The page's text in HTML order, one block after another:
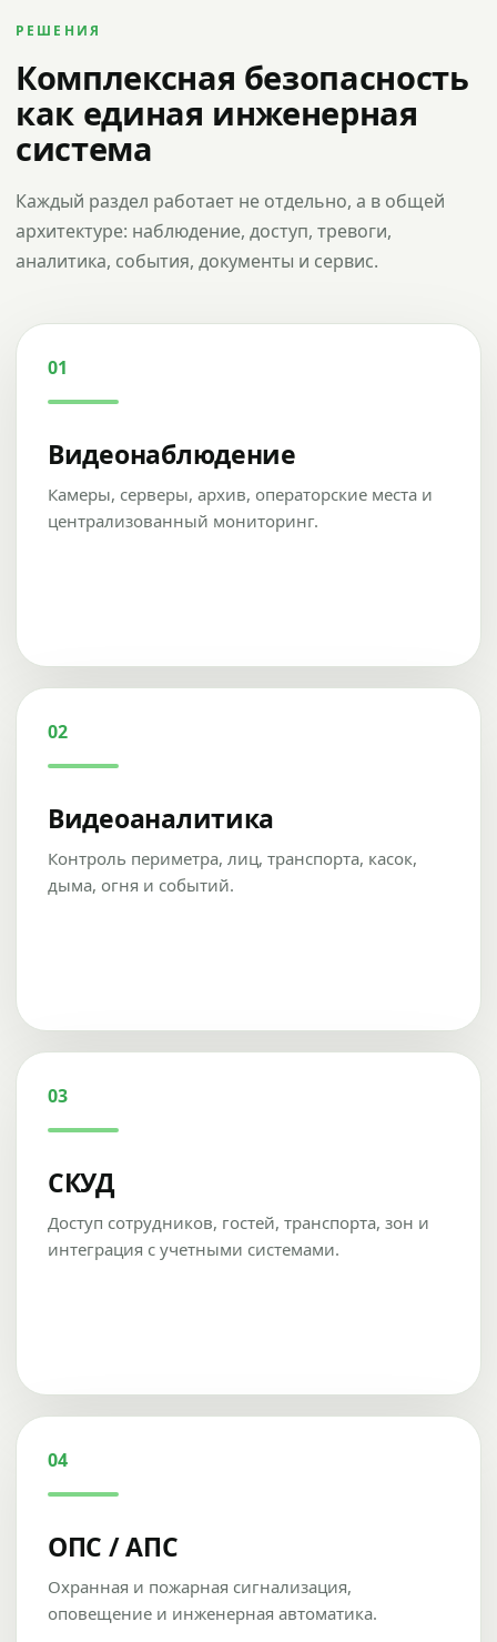
РЕШЕНИЯ
Комплексная безопасность
как единая инженерная
система
Каждый раздел работает не отдельно, а в общей
архитектуре: наблюдение, доступ, тревоги,
аналитика, события, документы и сервис.
01
Видеонаблюдение
Камеры, серверы, архив, операторские места и
централизованный мониторинг.
02
Видеоаналитика
Контроль периметра, лиц, транспорта, касок,
дыма, огня и событий.
03
СКУД
Доступ сотрудников, гостей, транспорта, зон и
интеграция с учетными системами.
04
ОПС / АПС
Охранная и пожарная сигнализация,
оповещение и инженерная автоматика.